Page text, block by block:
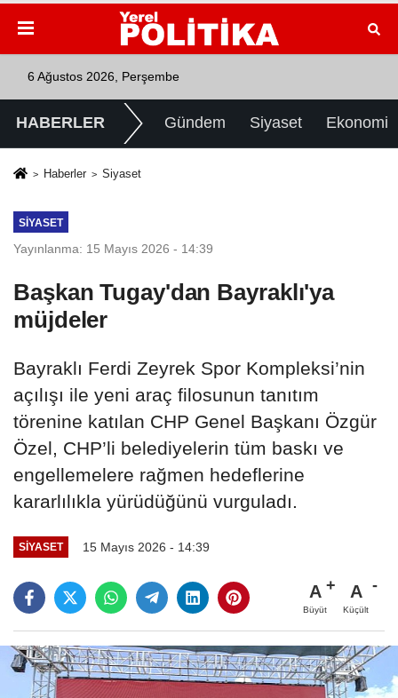
6 Ağustos 2026, Perşembe
HABERLER Gündem Siyaset Ekonomi
Haberler Siyaset
SIYASET
Yayınlanma: 15 Mayıs 2026 - 14:39
Başkan Tugay'dan Bayraklı'ya
müjdeler
Bayraklı Ferdi Zeyrek Spor Kompleksi’nin
açılışı ile yeni araç filosunun tanıtım
törenine katılan CHP Genel Başkanı Özgür
Özel, CHP’li belediyelerin tüm baskı ve
engellemelere rağmen hedeflerine
kararlılıkla yürüdüğünü vurguladı.
SIYASET 15 Mayıs 2026 - 14:39
A
Büyüt
A
Küçült